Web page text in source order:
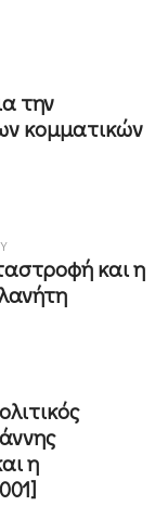
την
κομματικών
και η
η